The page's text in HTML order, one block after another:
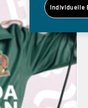
Individuelle